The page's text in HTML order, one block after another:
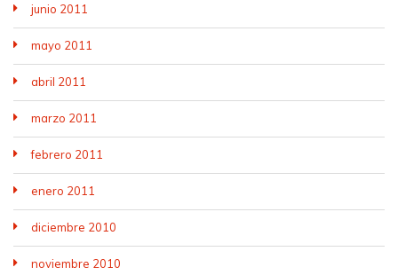
junio 2011
mayo 2011
abril 2011
marzo 2011
febrero 2011
enero 2011
diciembre 2010
noviembre 2010